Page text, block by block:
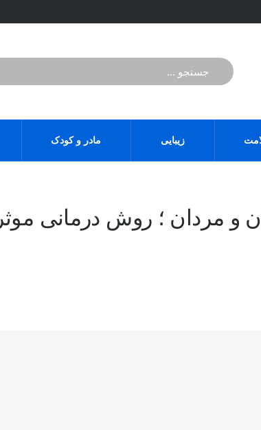
زیبایی مادر و کودک
و مردان ؛ روش درمانی موثر